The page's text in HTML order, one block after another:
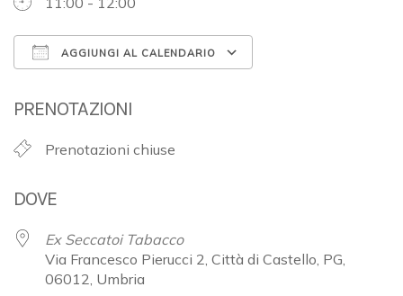
AGGIUNGI AL CALENDARIO
PRENOTAZIONI
Prenotazioni chiuse
DOVE
Ex Seccatoi Tabacco
Via Francesco Pierucci 2, Città di Castello, PG,
06012, Umbria